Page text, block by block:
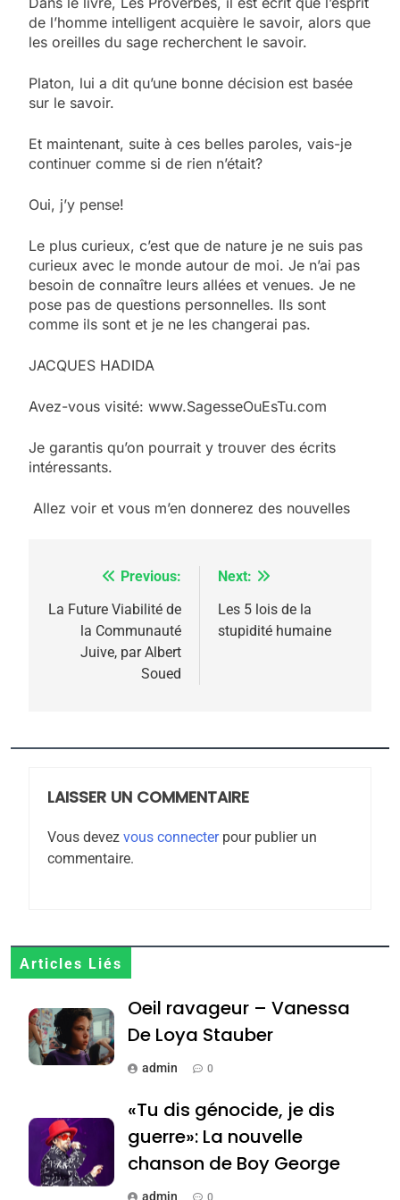
de l’homme intelligent acquière le savoir, alors que
les oreilles du sage recherchent le savoir.
Platon, lui a dit qu’une bonne décision est basée
sur le savoir.
Et maintenant, suite à ces belles paroles, vais-je
continuer comme si de rien n’était?
Oui, j’y pense!
Le plus curieux, c’est que de nature je ne suis pas
curieux avec le monde autour de moi. Je n’ai pas
besoin de connaître leurs allées et venues. Je ne
pose pas de questions personnelles. Ils sont
comme ils sont et je ne les changerai pas.
JACQUES HADIDA
Avez-vous visité: www.SagesseOuEsTu.com
Je garantis qu’on pourrait y trouver des écrits
intéressants.
Allez voir et vous m’en donnerez des nouvelles
Navigation
de
l’article
Previous:
La Future Viabilité de
la Communauté
Juive, par Albert
Soued
Next:
Les 5 lois de la
stupidité humaine
LAISSER UN COMMENTAIRE
Vous devez vous connecterpour publier un
commentaire.
Articles Liés
Oeil ravageur – Vanessa
De Loya Stauber
admin 0
«Tu dis génocide, je dis
guerre»: La nouvelle
chanson de Boy George
admin 0
rapport d’ADL contre
FRANCE ISRAÉL
6
Jacques Hadida
JUDAISME
Tafraout, le miel de Tadla
Azilal consacrés produits
du terroir
1